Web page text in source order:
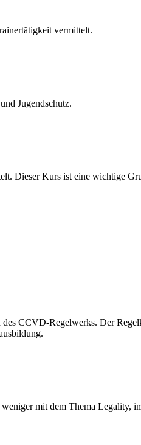
vermittelt.
Jugendschutz.
Dieser Kurs ist eine wichtige
CCVD-Regelwerks. Der
mit dem Thema Legality,